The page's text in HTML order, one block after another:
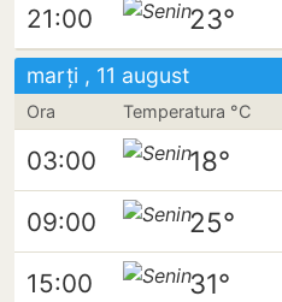
21:00 23°
marți , 11 august
Ora Temperatura °C
03:00 18°
09:00 25°
15:00 31°